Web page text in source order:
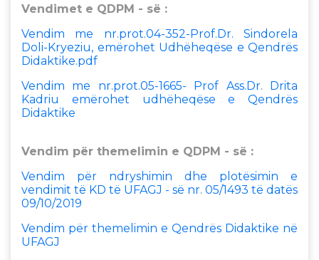
Vendimet e QDPM - së :
Vendim me nr.prot.04-352-Prof.Dr. Sindorela
Doli-Kryeziu, emërohet Udhëheqëse e Qendrës
Didaktike.pdf
Vendim me nr.prot.05-1665- Prof Ass.Dr. Drita
Kadriu emërohet udhëheqëse e Qendrës
Didaktike
Vendim për themelimin e QDPM - së :
Vendim për ndryshimin dhe plotësimin e
vendimit të KD të UFAGJ - së nr. 05/1493 të datës
09/10/2019
Vendim për themelimin e Qendrës Didaktike në
UFAGJ